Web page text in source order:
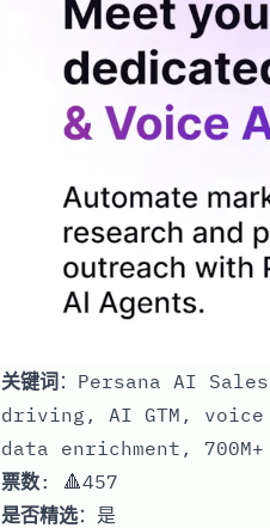
关键词：Persana AI
driving, AI GTM,
data enrichment,
票数: 🔺457
是否精选：是